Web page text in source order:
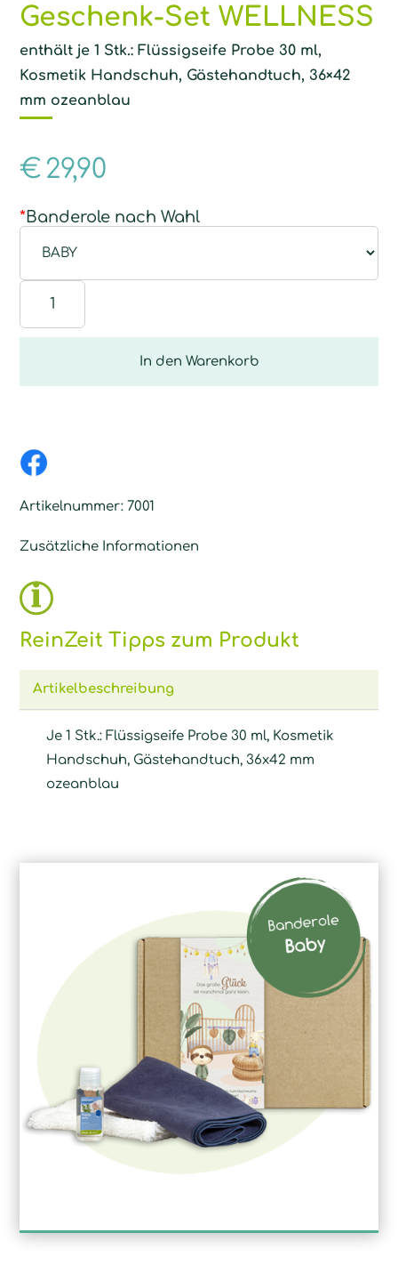
Geschenk-Set WELLNESS
enthält je 1 Stk.: Flüssigseife Probe 30 ml,
Kosmetik Handschuh, Gästehandtuch, 36×42
mm ozeanblau
€ 29,90
* Banderole nach Wahl
WELLNESS
In den Warenkorb
Artikelnummer:7001
Zusätzliche Informationen
ReinZeit Tipps zum Produkt
Artikelbeschreibung
Je 1 Stk.: Flüssigseife Probe 30 ml, Kosmetik
Handschuh, Gästehandtuch, 36x42 mm
ozeanblau